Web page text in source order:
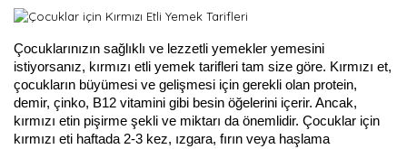
Çocuklarınızın sağlıklı ve lezzetli yemekler yemesini
istiyorsanız, kırmızı etli yemek tarifleri tam size göre. Kırmızı et,
çocukların büyümesi ve gelişmesi için gerekli olan protein,
demir, çinko, B12 vitamini gibi besin öğelerini içerir. Ancak,
kırmızı etin pişirme şekli ve miktarı da önemlidir. Çocuklar için
kırmızı eti haftada 2-3 kez, ızgara, fırın veya haşlama